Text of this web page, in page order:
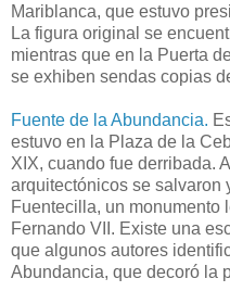
Mariblanca, que estuvo
La figura original se
mientras que en la Puerta
se exhiben sendas copias
Fuente de la Abundancia.
estuvo en la Plaza de la
XIX, cuando fue derribada.
arquitectónicos se salvaron
Fuentecilla, un monumento
Fernando VII. Existe una
que algunos autores
Abundancia, que decoró la